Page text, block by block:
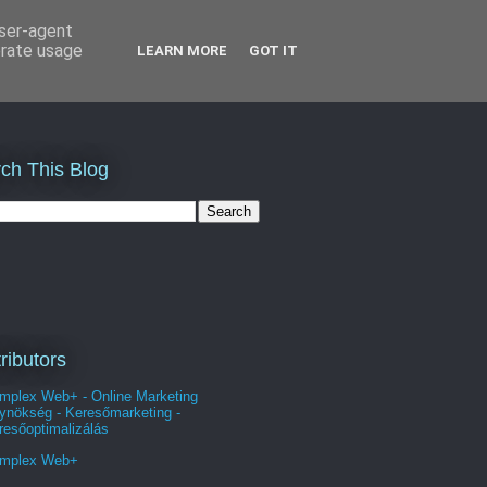
This Blog
Web+ - Online Marketing
- Keresőmarketing -
Web+
agent
usage
LEARN MORE GOT IT